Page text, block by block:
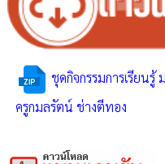
ชุดกิจกรรมการเรียน
ครูกมลรัตน์ ช่างตีทอง